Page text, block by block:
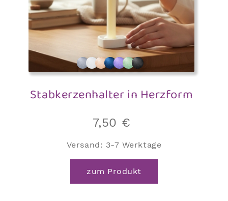
Stabkerzenhalter in Herzform
7,50 €
Versand: 3-7 Werktage
zum Produkt